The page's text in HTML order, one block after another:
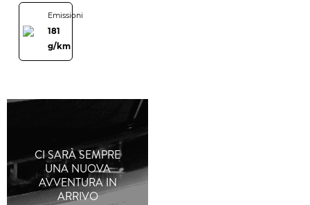
Emissioni
181
g/km
CI SARÀ SEMPRE
UNA NUOVA
AVVENTURA IN
ARRIVO